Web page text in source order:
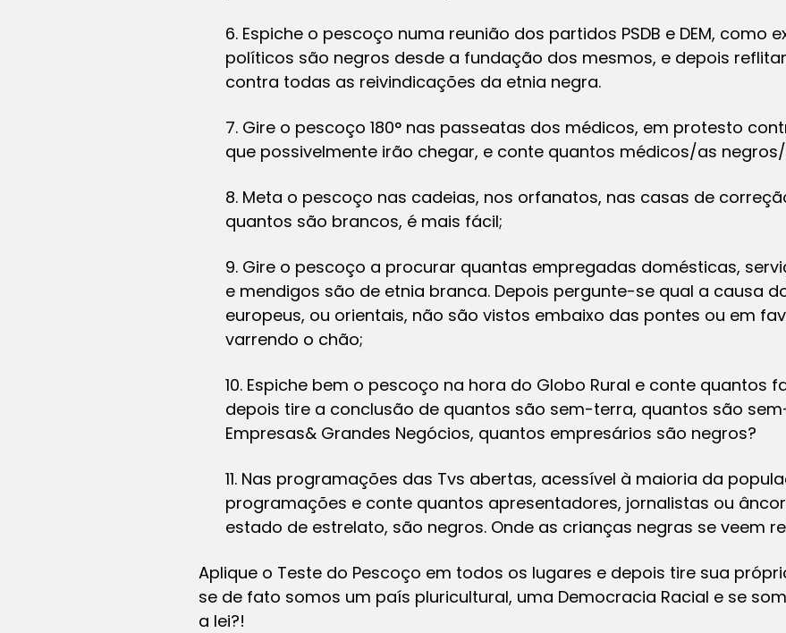
6. Espiche o pescoço numa reunião dos partidos PSDB e DEM, como
políticos são negros desde a fundação dos mesmos, e depois
contra todas as reivindicações da etnia negra.
7. Gire o pescoço 180° nas passeatas dos médicos, em protesto
que possivelmente irão chegar, e conte quantos médicos/as
8. Meta o pescoço nas cadeias, nos orfanatos, nas casas de
quantos são brancos, é mais fácil;
9. Gire o pescoço a procurar quantas empregadas domésticas,
e mendigos são de etnia branca. Depois pergunte-se qual a causa
europeus, ou orientais, não são vistos embaixo das pontes ou em
varrendo o chão;
10. Espiche bem o pescoço na hora do Globo Rural e conte quantos
depois tire a conclusão de quantos são sem-terra, quantos são
Empresas& Grandes Negócios, quantos empresários são negros?
11. Nas programações das Tvs abertas, acessível à maioria da
programações e conte quantos apresentadores, jornalistas ou
estado de estrelato, são negros. Onde as crianças negras se veem
Aplique o Teste do Pescoço em todos os lugares e depois tire sua
se de fato somos um país pluricultural, uma Democracia Racial e se
a lei?!